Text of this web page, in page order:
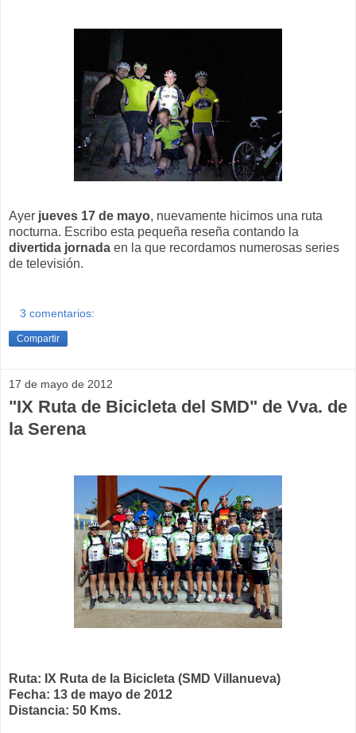
Ayer jueves 17 de mayo, nuevamente hicimos una ruta
nocturna. Escribo esta pequeña reseña contando la
divertida jornada en la que recordamos numerosas series
de televisión.
3 comentarios:
Compartir
17 de mayo de 2012
"IX Ruta de Bicicleta del SMD" de Vva. de
la Serena
Ruta: IX Ruta de la Bicicleta (SMD Villanueva)
Fecha: 13 de mayo de 2012
Distancia: 50 Kms.